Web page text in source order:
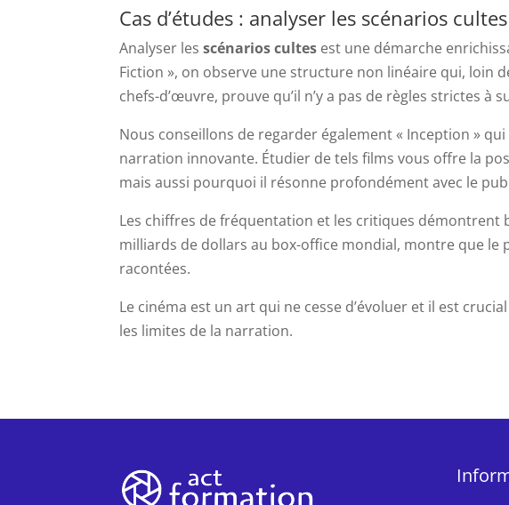
Cas d’études : analyser les scénarios
Analyser lesscénarios cultes est une démarche
Fiction », on observe une structure non linéaire qui, loin
chefs-d’œuvre, prouve qu’il n’y a pas de règles strictes
Nous conseillons de regarder également « Inception »
narration innovante. Étudier de tels films vous offre la
mais aussi pourquoi il résonne profondément avec le
Les chiffres de fréquentation et les critiques démontrent
milliards de dollars au box-office mondial, montre que
racontées.
Le cinéma est un art qui ne cesse d’évoluer et il est
les limites de la narration.